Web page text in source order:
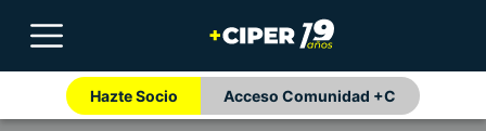
Hazte Socio Acceso Comunidad +C